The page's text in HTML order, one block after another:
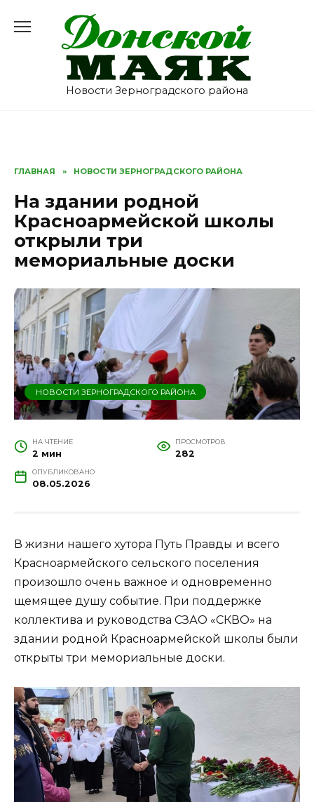
содержанию
Новости Зерноградского района
ГЛАВНАЯ » НОВОСТИ ЗЕРНОГРАДСКОГО РАЙОНА
На здании родной
Красноармейской школы
открыли три
мемориальные доски
НОВОСТИ ЗЕРНОГРАДСКОГО РАЙОНА
НА ЧТЕНИЕ
2 мин
ПРОСМОТРОВ
282
ОПУБЛИКОВАНО
08.05.2026
В жизни нашего хутора Путь Правды и всего
Красноармейского сельского поселения
произошло очень важное и одновременно
щемящее душу событие. При поддержке
коллектива и руководства СЗАО «СКВО» на
здании родной Красноармейской школы были
открыты три мемориальные доски.